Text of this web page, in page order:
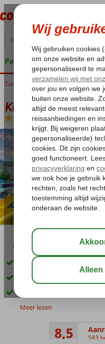
Pakketgarantie
Home
Turkije Turkse Riviera Alanya
Kahya Hotel
All Inclusive- Hotel
03:45
Dicht bij het strand en het
Zwembad met glijbanen
Meer lezen
8,5 583